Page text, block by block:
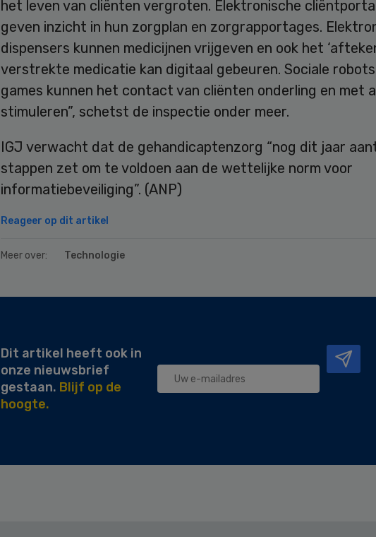
het leven van cliënten vergroten. Elektronische
geven inzicht in hun zorgplan en zorgrapportages.
dispensers kunnen medicijnen vrijgeven en ook het
verstrekte medicatie kan digitaal gebeuren. Sociale
games kunnen het contact van cliënten onderling en met
stimuleren”, schetst de inspectie onder meer.
IGJ verwacht dat de gehandicaptenzorg “nog dit jaar
stappen zet om te voldoen aan de wettelijke norm voor
informatiebeveiliging”. (ANP)
Reageer op dit artikel
Meer over: Technologie
Dit artikel heeft ook in
onze nieuwsbrief
gestaan. Blijf op de
hoogte.